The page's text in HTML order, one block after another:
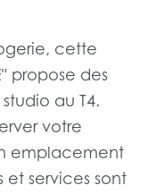
cette
propose des
au T4.
votre
emplacement
services sont